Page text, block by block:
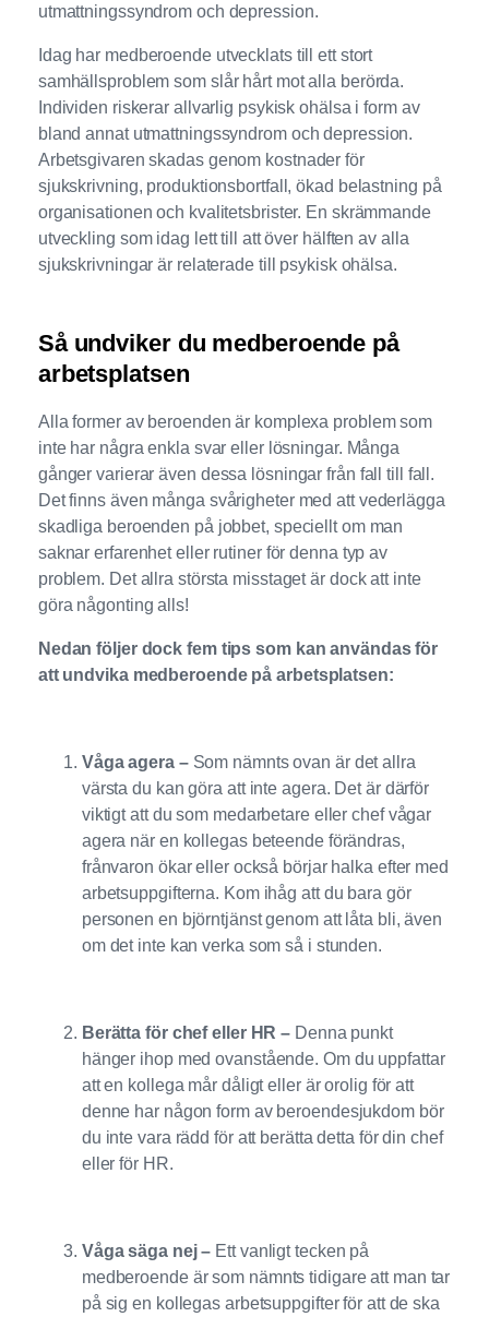
utmattningssyndrom och depression.
Idag har medberoende utvecklats till ett stort
samhällsproblem som slår hårt mot alla berörda.
Individen riskerar allvarlig psykisk ohälsa i form av
bland annat utmattningssyndrom och depression.
Arbetsgivaren skadas genom kostnader för
sjukskrivning, produktionsbortfall, ökad belastning på
organisationen och kvalitetsbrister. En skrämmande
utveckling som idag lett till att över hälften av alla
sjukskrivningar är relaterade till psykisk ohälsa.
Så undviker du medberoende på
arbetsplatsen
Alla former av beroenden är komplexa problem som
inte har några enkla svar eller lösningar. Många
gånger varierar även dessa lösningar från fall till fall.
Det finns även många svårigheter med att vederlägga
skadliga beroenden på jobbet, speciellt om man
saknar erfarenhet eller rutiner för denna typ av
problem. Det allra största misstaget är dock att inte
göra någonting alls!
Nedan följer dock fem tips som kan användas för
att undvika medberoende på arbetsplatsen:
Våga agera – Som nämnts ovan är det allra
värsta du kan göra att inte agera. Det är därför
viktigt att du som medarbetare eller chef vågar
agera när en kollegas beteende förändras,
frånvaron ökar eller också börjar halka efter med
arbetsuppgifterna. Kom ihåg att du bara gör
personen en björntjänst genom att låta bli, även
om det inte kan verka som så i stunden.
Berätta för chef eller HR – Denna punkt
hänger ihop med ovanstående. Om du uppfattar
att en kollega mår dåligt eller är orolig för att
denne har någon form av beroendesjukdom bör
du inte vara rädd för att berätta detta för din chef
eller för HR.
Våga säga nej – Ett vanligt tecken på
medberoende är som nämnts tidigare att man tar
på sig en kollegas arbetsuppgifter för att de ska